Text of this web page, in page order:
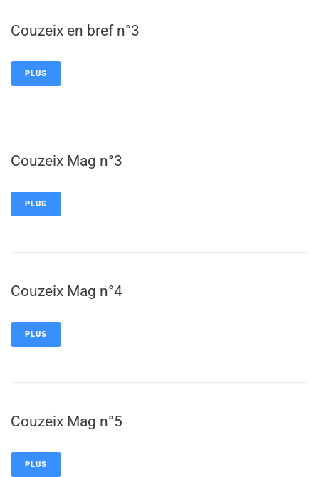
Couzeix en bref n°3
PLUS
Couzeix Mag n°3
PLUS
Couzeix Mag n°4
PLUS
Couzeix Mag n°5
PLUS